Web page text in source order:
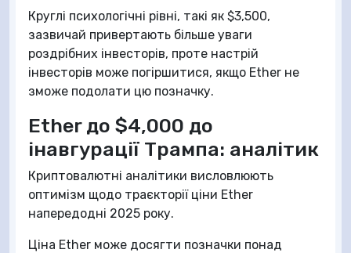
Круглі психологічні рівні, такі як $3,500,
зазвичай привертають більше уваги
роздрібних інвесторів, проте настрій
інвесторів може погіршитися, якщо Ether не
зможе подолати цю позначку.
Ether до $4,000 до
інавгурації Трампа: аналітик
Криптовалютні аналітики висловлюють
оптимізм щодо траєкторії ціни Ether
напередодні 2025 року.
Ціна Ether може досягти позначки понад